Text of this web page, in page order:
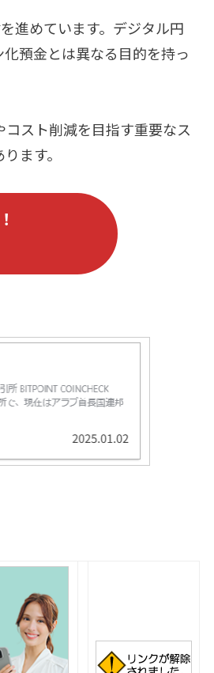
進めています。デジタル円
預金とは異なる目的を持っ
スト削減を目指す重要なス
ます。